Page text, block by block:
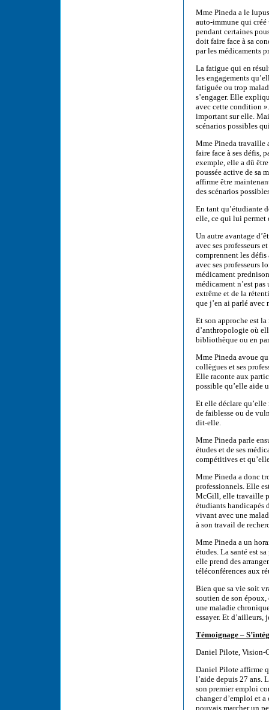
Mme Pineda a le
auto-immune qui
pendant certaines
doit faire face à sa
par les médicaments
La fatigue qui en
les engagements
fatiguée ou trop
s’engager. Elle
avec cette condition
important sur elle.
scénarios possibles
Mme Pineda travaille
faire face à ses défis,
exemple, elle a dû
poussée active de sa
affirme être
des scénarios
En tant qu’étudiante
elle, ce qui lui permet
Un autre avantage
avec ses professeurs
comprennent les
avec ses professeurs
médicament
médicament n’est
extrême et de la
que j’en ai parlé avec
Et son approche est
d’anthropologie où
bibliothèque ou en
Mme Pineda avoue
collègues et ses
Elle raconte aux
possible qu’elle aide
Et elle déclare qu’elle
de faiblesse ou de
dit-elle.
Mme Pineda parle
études et de ses
compétitives et
Mme Pineda a donc
professionnels. Elle
McGill, elle travaille
étudiants handicapés
vivant avec une
à son travail de
Mme Pineda a un
études. La santé est
elle prend des
téléconférences aux
Bien que sa vie soit
soutien de son époux,
une maladie
essayer. Et
Témoignage –
Daniel Pilote, Vision-
Daniel Pilote affirme
l’aide depuis 27 ans.
son premier emploi
changer d’emploi et a
pouvais marcher un